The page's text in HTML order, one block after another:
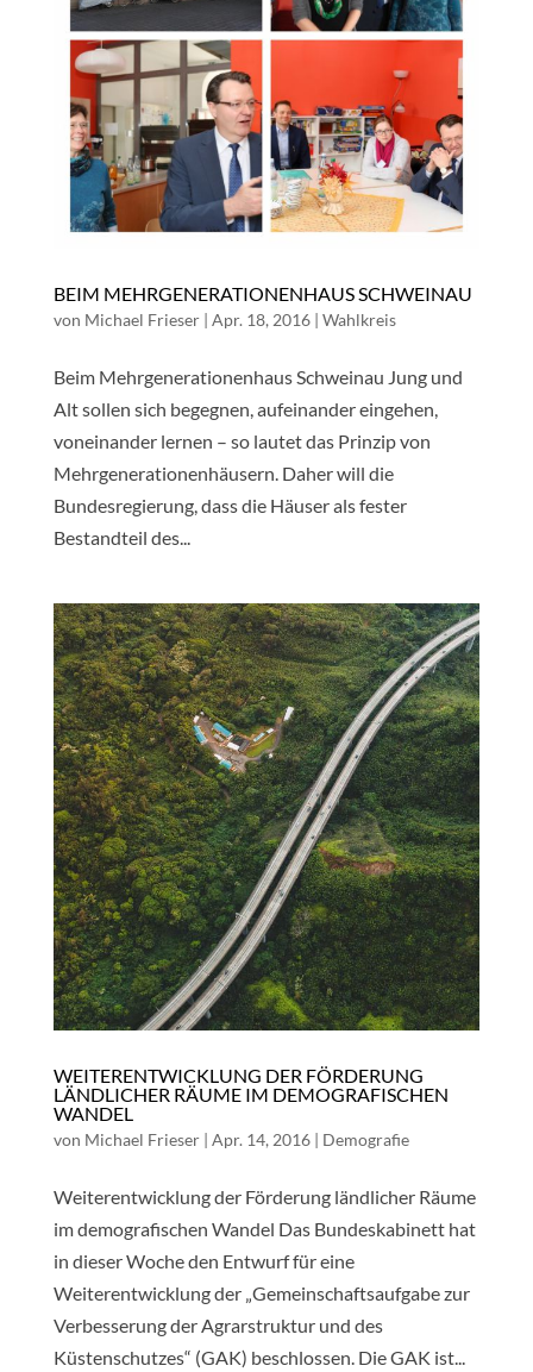
BEIM MEHRGENERATIONENHAUS SCHWEINAU
von Michael Frieser| Apr. 18, 2016| Wahlkreis
Beim Mehrgenerationenhaus Schweinau Jung und
Alt sollen sich begegnen, aufeinander eingehen,
voneinander lernen – so lautet das Prinzip von
Mehrgenerationenhäusern. Daher will die
Bundesregierung, dass die Häuser als fester
Bestandteil des...
WEITERENTWICKLUNG DER FÖRDERUNG
LÄNDLICHER RÄUME IM DEMOGRAFISCHEN
WANDEL
von Michael Frieser| Apr. 14, 2016| Demografie
Weiterentwicklung der Förderung ländlicher Räume
im demografischen Wandel Das Bundeskabinett hat
in dieser Woche den Entwurf für eine
Weiterentwicklung der „Gemeinschaftsaufgabe zur
Verbesserung der Agrarstruktur und des
Küstenschutzes“ (GAK) beschlossen. Die GAK ist...